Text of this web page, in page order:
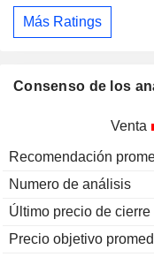
Más Ratings
Consenso de los
Venta
Recomendación
Numero de análisis
Último precio de cierre
Precio objetivo